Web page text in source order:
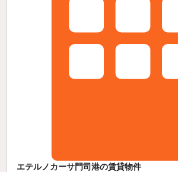
エテルノカーサ門司港の賃貸物件